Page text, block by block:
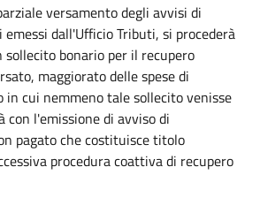
versamento degli avvisi di
dall'Ufficio Tributi, si procederà
bonario per il recupero
maggiorato delle spese di
in cui nemmeno tale sollecito venisse
con l'emissione di avviso di
pagato che costituisce titolo
procedura coattiva di recupero